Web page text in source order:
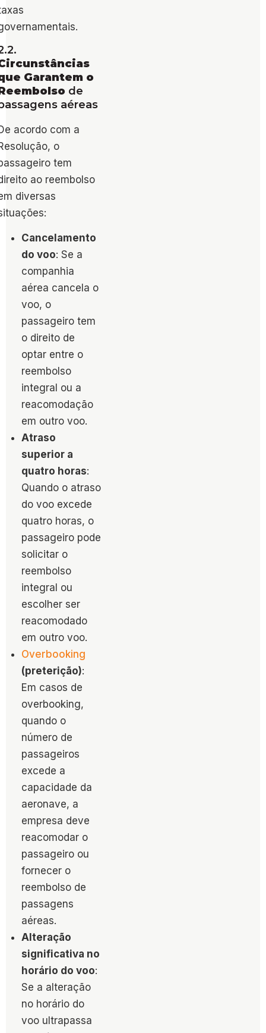
Garantem o
de
aéreas
acordo com a
o
tem
ao reembolso
diversas
Cancelamento
do voo: Se a
companhia
aérea cancela o
voo, o
passageiro tem
o direito de
optar entre o
reembolso
integral ou a
reacomodação
em outro voo.
Atraso
superior a
quatro horas:
Quando o atraso
do voo excede
quatro horas, o
passageiro pode
solicitar o
reembolso
integral ou
escolher ser
reacomodado
em outro voo.
Overbooking
(preterição):
Em casos de
overbooking,
quando o
número de
passageiros
excede a
capacidade da
aeronave, a
empresa deve
reacomodar o
passageiro ou
fornecer o
reembolso​ de
passagens
aéreas.
Alteração
significativa no
horário do voo:
Se a alteração
no horário do
voo ultrapassa